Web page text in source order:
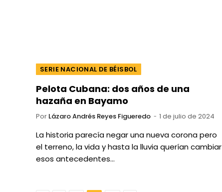
SERIE NACIONAL DE BÉISBOL
Pelota Cubana: dos años de una
hazaña en Bayamo
Por Lázaro Andrés Reyes Figueredo 1 de julio de 2024
La historia parecía negar una nueva corona pero
el terreno, la vida y hasta la lluvia querían cambiar
esos antecedentes…